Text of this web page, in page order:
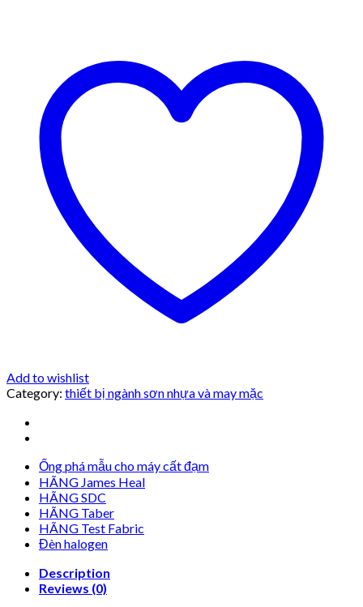
Add to wishlist
Category: thiết bị ngành sơn nhựa và may mặc
Ống phá mẫu cho máy cất đạm
HÃNG James Heal
HÃNG SDC
HÃNG Taber
HÃNG Test Fabric
Đèn halogen
Description
Reviews (0)